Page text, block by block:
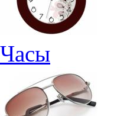
Часы